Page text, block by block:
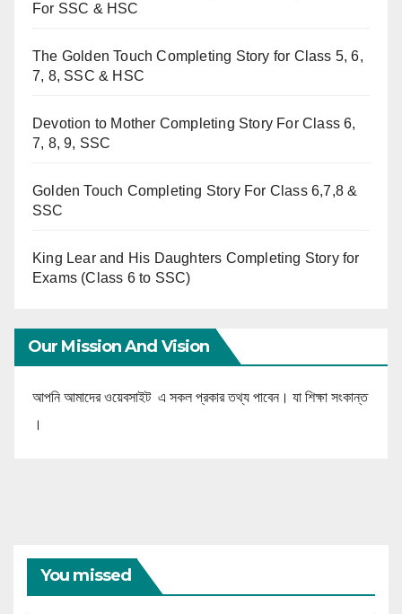
For SSC & HSC
The Golden Touch Completing Story for Class 5, 6,
7, 8, SSC & HSC
Devotion to Mother Completing Story For Class 6,
7, 8, 9, SSC
Golden Touch Completing Story For Class 6,7,8 &
SSC
King Lear and His Daughters Completing Story for
Exams (Class 6 to SSC)
Our Mission And Vision
আপনি আমাদের ওয়েবসাইট এ সকল প্রকার তথ্য পাবেন। যা শিক্ষা সংকান্ত
।
You missed